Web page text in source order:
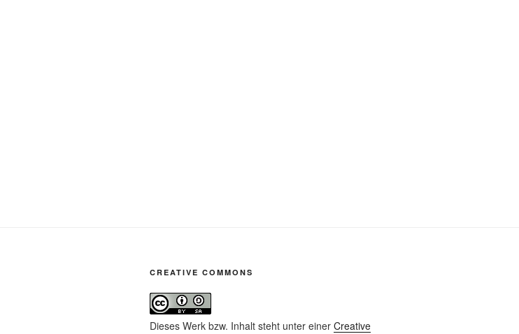
CREATIVE COMMONS
Dieses Werk bzw. Inhalt steht unter einer Creative